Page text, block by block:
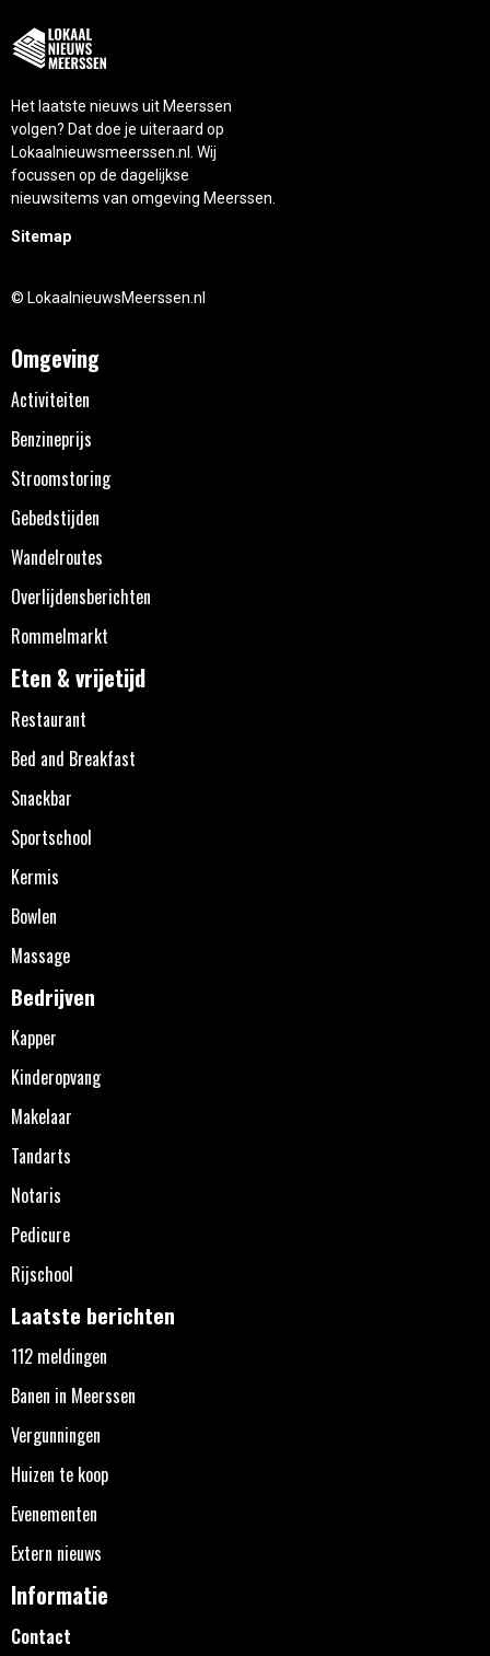
Het laatste nieuws uit Meerssen
volgen? Dat doe je uiteraard op
Lokaalnieuwsmeerssen.nl. Wij
focussen op de dagelijkse
nieuwsitems van omgeving Meerssen.
Sitemap
© LokaalnieuwsMeerssen.nl
Omgeving
Activiteiten
Benzineprijs
Stroomstoring
Gebedstijden
Wandelroutes
Overlijdensberichten
Rommelmarkt
Eten & vrijetijd
Restaurant
Bed and Breakfast
Snackbar
Sportschool
Kermis
Bowlen
Massage
Bedrijven
Kapper
Kinderopvang
Makelaar
Tandarts
Notaris
Pedicure
Rijschool
Laatste berichten
112 meldingen
Banen in Meerssen
Vergunningen
Huizen te koop
Evenementen
Extern nieuws
Informatie
Contact